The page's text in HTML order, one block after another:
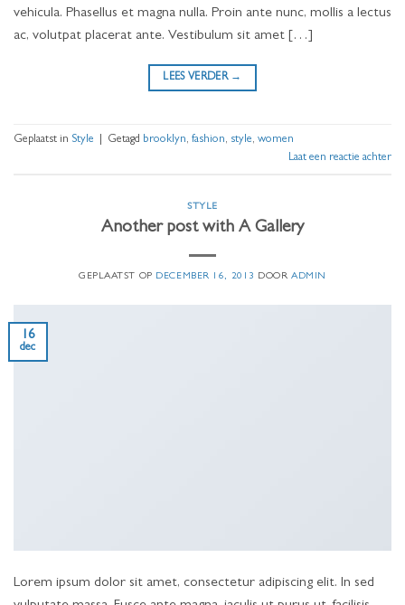
vehicula. Phasellus et magna nulla. Proin ante nunc, mollis a lectus
ac, volutpat placerat ante. Vestibulum sit amet […]
LEES VERDER →
Geplaatst in Style Getagd brooklyn, fashion, style, women
Laat een reactie achter
STYLE
Another post with A Gallery
GEPLAATST OP DECEMBER 16, 2013 DOORADMIN
16
dec
Lorem ipsum dolor sit amet, consectetur adipiscing elit. In sed